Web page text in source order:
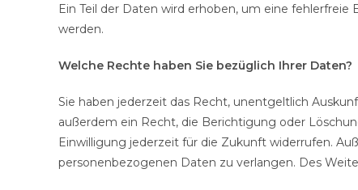
Ein Teil der Daten wird erhoben, um eine
werden.
Welche Rechte haben Sie bezüglich Ihrer Daten?
Sie haben jederzeit das Recht, unentgeltlich
außerdem ein Recht, die Berichtigung oder
Einwilligung jederzeit für die Zukunft widerrufen.
personenbezogenen Daten zu verlangen. Des